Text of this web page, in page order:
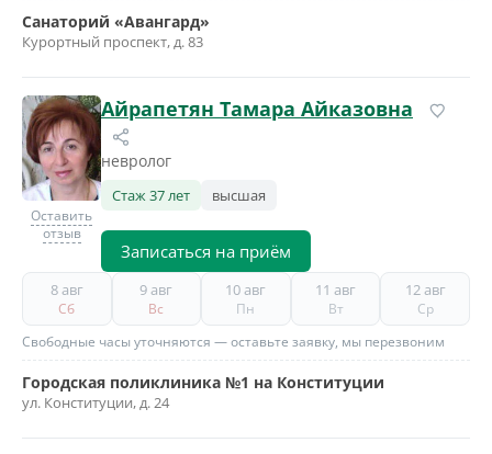
Санаторий «Авангард»
Курортный проспект, д. 83
Оставить
отзыв
Айрапетян Тамара Айказовна
невролог
Стаж 37 лет высшая
Записаться на приём
8 авг
Сб
9 авг
Вс
10 авг
Пн
11 авг
Вт
12 авг
Ср
Свободные часы уточняются — оставьте заявку, мы перезвоним
Городская поликлиника №1 на Конституции
ул. Конституции, д. 24